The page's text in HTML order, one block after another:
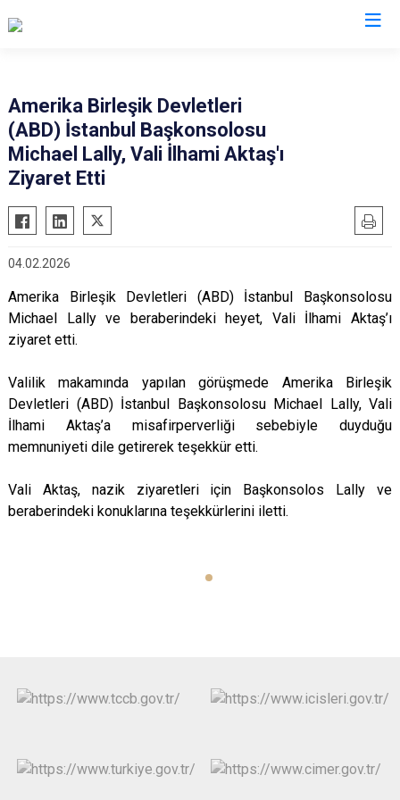
Amerika Birleşik Devletleri
(ABD) İstanbul Başkonsolosu
Michael Lally, Vali İlhami Aktaş'ı
Ziyaret Etti
04.02.2026
Amerika Birleşik Devletleri (ABD) İstanbul Başkonsolosu
Michael Lally ve beraberindeki heyet, Vali İlhami Aktaş’ı
ziyaret etti.
Valilik makamında yapılan görüşmede Amerika Birleşik
Devletleri (ABD) İstanbul Başkonsolosu Michael Lally, Vali
İlhami Aktaş’a misafirperverliği sebebiyle duyduğu
memnuniyeti dile getirerek teşekkür etti.
Vali Aktaş, nazik ziyaretleri için Başkonsolos Lally ve
beraberindeki konuklarına teşekkürlerini iletti.